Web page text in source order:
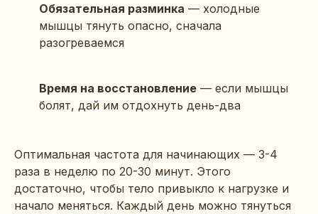
Обязательная разминка — холодные
мышцы тянуть опасно, сначала
разогреваемся
Время на восстановление — если мышцы
болят, дай им отдохнуть день-два
Оптимальная частота для начинающих — 3-4
раза в неделю по 20-30 минут. Этого
достаточно, чтобы тело привыкло к нагрузке и
начало меняться. Каждый день можно тянуться